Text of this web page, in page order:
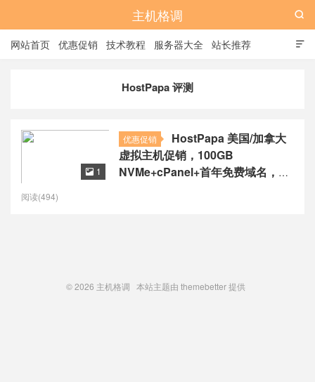
主机格调

网站首页 优惠促销 技术教程 服务器大全 站长推荐

HostPapa 评测
优惠促销
HostPapa 美国/加拿大
虚拟主机促销，100GB
NVMe+cPanel+首年免费域名，
 1
阅读(494)
© 2026 主机格调 本站主题由 themebetter提供